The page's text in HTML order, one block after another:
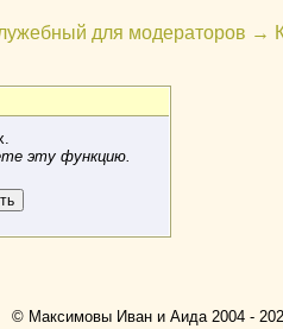
для модераторов →
эту функцию.
© Максимовы Иван и Аида 2004 -